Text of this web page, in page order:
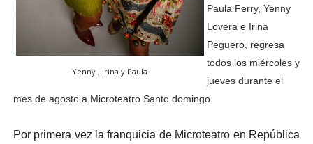
Yenny , Irina y Paula
Paula Ferry, Yenny
Lovera e Irina
Peguero, regresa
todos los miércoles y
jueves durante el
mes de agosto a Microteatro Santo domingo.
Por primera vez la franquicia de Microteatro en República